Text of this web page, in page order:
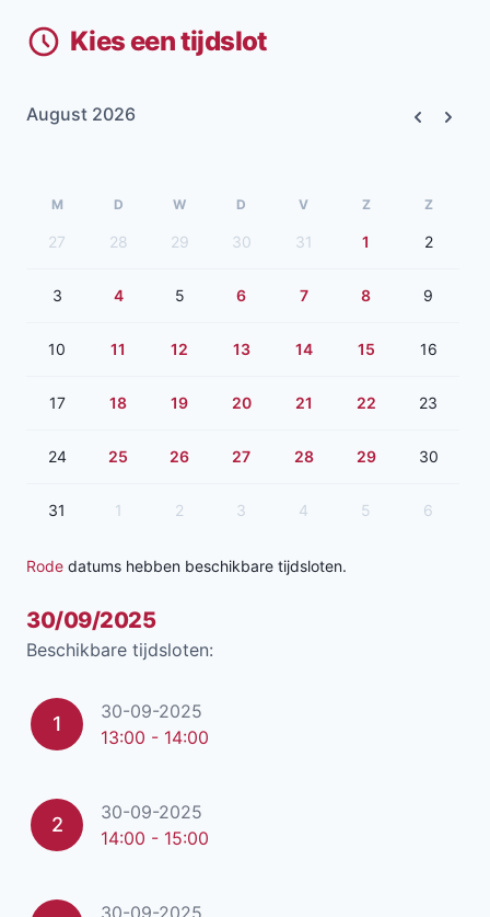
Kies een tijdslot
August 2026
M D W D V Z Z
27 28 29 30 31 1 2
3 4 5 6 7 8 9
10 11 12 13 14 15 16
17 18 19 20 21 22 23
24 25 26 27 28 29 30
31 1 2 3 4 5 6
Rode datums hebben beschikbare tijdsloten.
30/09/2025
Beschikbare tijdsloten:
1
30-09-2025
13:00 - 14:00
2
30-09-2025
14:00 - 15:00
30-09-2025